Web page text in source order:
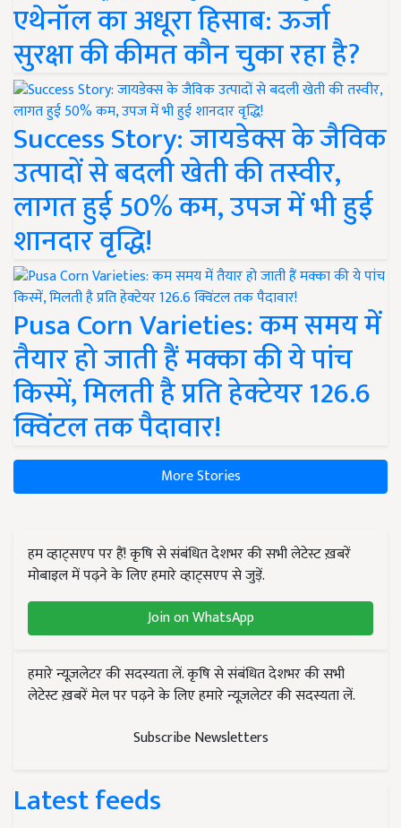
एथेनॉल का अधूरा हिसाब: ऊर्जा
सुरक्षा की कीमत कौन चुका रहा है?
Success Story: जायडेक्स के जैविक
उत्पादों से बदली खेती की तस्वीर,
लागत हुई 50% कम, उपज में भी हुई
शानदार वृद्धि!
Pusa Corn Varieties: कम समय में
तैयार हो जाती हैं मक्का की ये पांच
किस्में, मिलती है प्रति हेक्टेयर 126.6
क्विंटल तक पैदावार!
More Stories
हम व्हाट्सएप पर हैं! कृषि से संबंधित देशभर की सभी लेटेस्ट ख़बरें
मोबाइल में पढ़ने के लिए हमारे व्हाट्सएप से जुड़ें.
Join on WhatsApp
हमारे न्यूज़लेटर की सदस्यता लें. कृषि से संबंधित देशभर की सभी
लेटेस्ट ख़बरें मेल पर पढ़ने के लिए हमारे न्यूज़लेटर की सदस्यता लें.
Subscribe Newsletters
Latest feeds